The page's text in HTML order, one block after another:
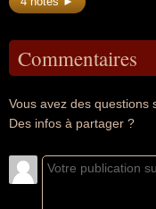
Commentaires
Vous avez des questions
Des infos à partager ?